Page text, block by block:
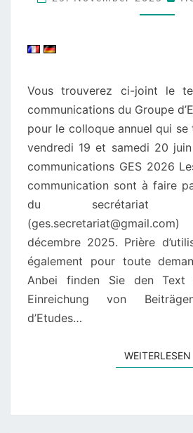
Vous trouverez ci-joint le
communications du Groupe
pour le colloque annuel qui se
vendredi 19 et samedi 20
communications GES 2026
communication sont à faire
du secrétariat
décembre 2025. Prière
également pour toute
Anbei finden Sie den
Einreichung von
d’Etudes…
WEITERLESEN